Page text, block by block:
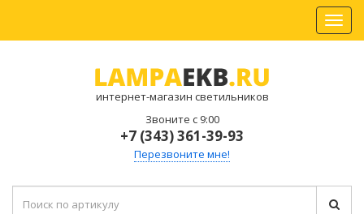
интернет-магазин светильников
Звоните с 9:00
+7 (343) 361-39-93
Перезвоните мне!